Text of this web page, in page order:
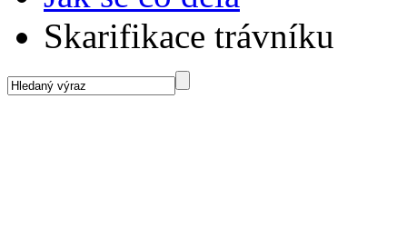
Skarifikace trávníku